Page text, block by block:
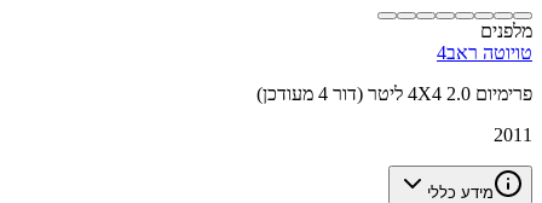
מלפנים
טויוטה ראב4
פרימיום 4X4 2.0 ליטר (דור 4 מעודכן)
2011
מידע כללי